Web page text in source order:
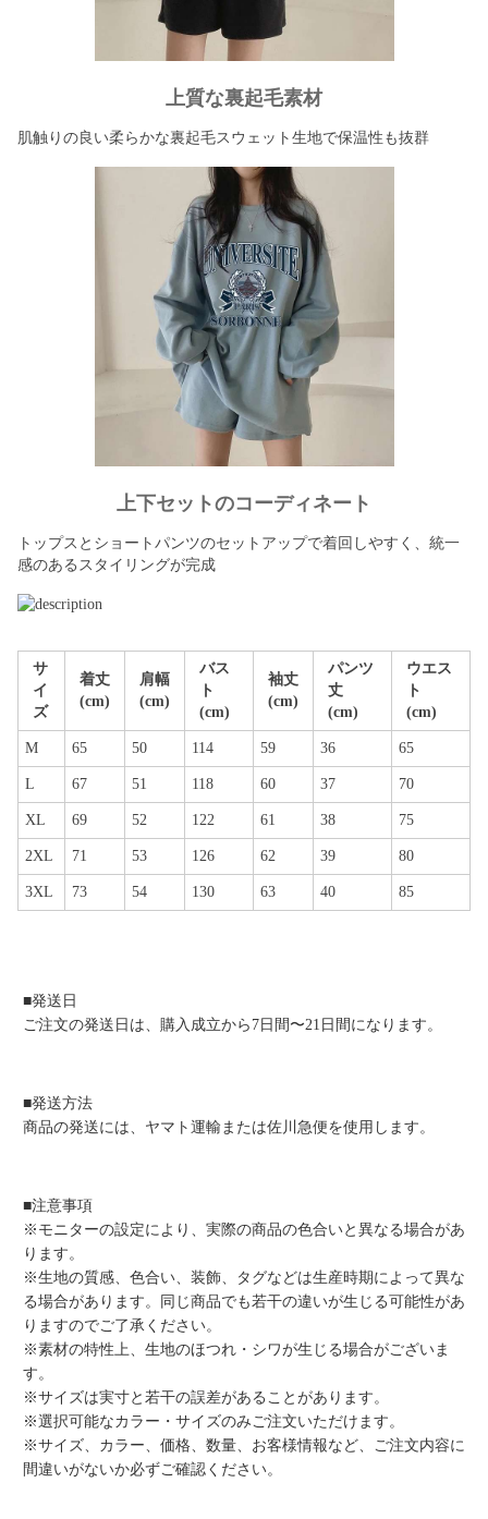
上質な裏起毛素材
肌触りの良い柔らかな裏起毛スウェット生地で保温性も抜群
上下セットのコーディネート
トップスとショートパンツのセットアップで着回しやすく、統一
感のあるスタイリングが完成
サ
イ
ズ
着丈
(cm)
肩幅
(cm)
バス
ト
(cm)
袖丈
(cm)
パンツ
丈
(cm)
ウエス
ト
(cm)
M 65 50 114 59 36 65
L 67 51 118 60 37 70
XL 69 52 122 61 38 75
2XL 71 53 126 62 39 80
3XL 73 54 130 63 40 85
■発送日
ご注文の発送日は、購入成立から7日間〜21日間になります。
■発送方法
商品の発送には、ヤマト運輸または佐川急便を使用します。
■注意事項
※モニターの設定により、実際の商品の色合いと異なる場合があ
ります。
※生地の質感、色合い、装飾、タグなどは生産時期によって異な
る場合があります。同じ商品でも若干の違いが生じる可能性があ
りますのでご了承ください。
※素材の特性上、生地のほつれ・シワが生じる場合がございま
す。
※サイズは実寸と若干の誤差があることがあります。
※選択可能なカラー・サイズのみご注文いただけます。
※サイズ、カラー、価格、数量、お客様情報など、ご注文内容に
間違いがないか必ずご確認ください。